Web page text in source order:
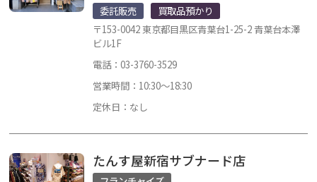
委託販売
買取品預かり
〒153-0042 東京都目黒区青葉台1-25-2 青葉台本澤
ビル1F
電話：03-3760-3529
営業時間：10:30～18:30
定休日：なし
たんす屋新宿サブナード店